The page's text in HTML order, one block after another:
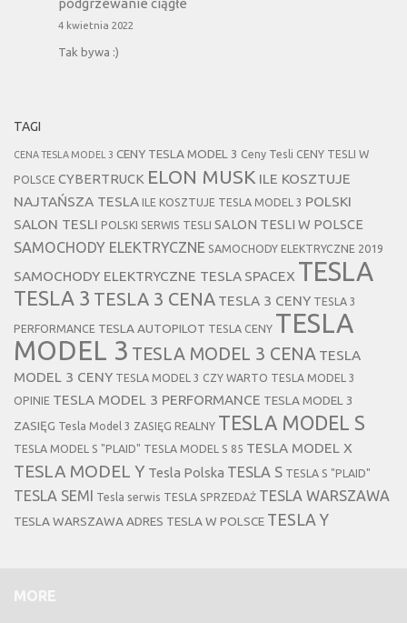
podgrzewanie ciągłe
4 kwietnia 2022
Tak bywa :)
TAGI
CENA TESLA MODEL 3 CENY TESLA MODEL 3 Ceny Tesli CENY TESLI W
POLSCE CYBERTRUCK ELON MUSK ILE KOSZTUJE
NAJTAŃSZA TESLA
ILE KOSZTUJE TESLA MODEL 3 POLSKI
SALON TESLI POLSKI SERWIS TESLI SALON TESLI W POLSCE
SAMOCHODY ELEKTRYCZNE SAMOCHODY ELEKTRYCZNE 2019
SAMOCHODY ELEKTRYCZNE TESLA SPACEX TESLA
TESLA 3 TESLA 3 CENA TESLA 3 CENY TESLA 3
PERFORMANCE TESLA AUTOPILOT TESLA CENY TESLA
MODEL 3 TESLA MODEL 3 CENA TESLA
MODEL 3 CENY TESLA MODEL 3 CZY WARTO TESLA MODEL 3
OPINIE TESLA MODEL 3 PERFORMANCE TESLA MODEL 3
ZASIĘG Tesla Model 3 ZASIĘG REALNY TESLA MODEL S
TESLA MODEL S "PLAID" TESLA MODEL S 85 TESLA MODEL X
TESLA MODEL Y Tesla Polska TESLA S TESLA S "PLAID"
TESLA SEMI Tesla serwis TESLA SPRZEDAŻ TESLA WARSZAWA
TESLA WARSZAWA ADRES TESLA W POLSCE TESLA Y
MORE